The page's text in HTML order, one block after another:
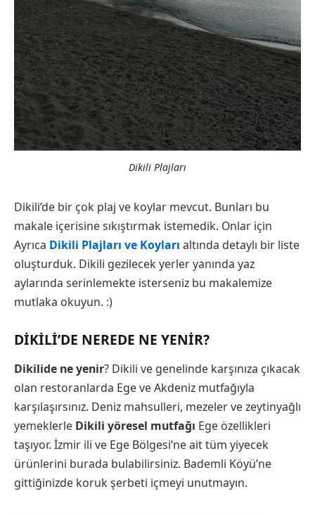
Dikili Plajları
Dikili’de bir çok plaj ve koylar mevcut. Bunları bu
makale içerisine sıkıştırmak istemedik. Onlar için
Ayrıca Dikili Plajları ve Koyları altında detaylı bir liste
oluşturduk. Dikili gezilecek yerler yanında yaz
aylarında serinlemekte isterseniz bu makalemize
mutlaka okuyun. :)
DIKILI’DE NEREDE NE YENIR?
Dikilide ne yenir? Dikili ve genelinde karşınıza çıkacak
olan restoranlarda Ege ve Akdeniz mutfağıyla
karşılaşırsınız. Deniz mahsulleri, mezeler ve zeytinyağlı
yemeklerle Dikili yöresel mutfağı Ege özellikleri
taşıyor. İzmir ili ve Ege Bölgesi’ne ait tüm yiyecek
ürünlerini burada bulabilirsiniz. Bademli Köyü’ne
gittiğinizde koruk şerbeti içmeyi unutmayın.